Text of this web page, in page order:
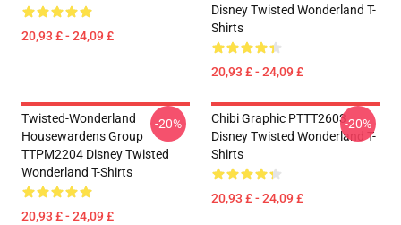
20,93 £ - 24,09 £
Disney Twisted Wonderland T-
Shirts
20,93 £ - 24,09 £
Twisted-Wonderland
Housewardens Group
TTPM2204 Disney Twisted
Wonderland T-Shirts
20,93 £ - 24,09 £
-20%
Chibi Graphic PTTT2603
Disney Twisted Wonderland T-
Shirts
20,93 £ - 24,09 £
-20%